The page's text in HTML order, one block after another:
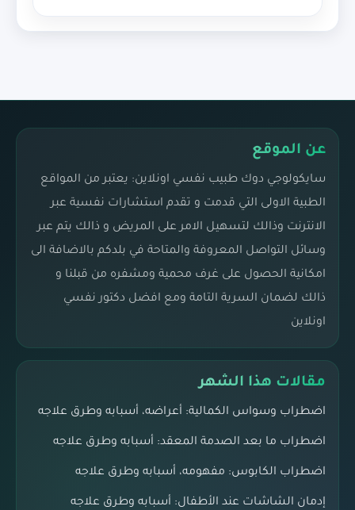
عن الموقع
سايكولوجي دوك طبيب نفسي اونلاين: يعتبر من المواقع
الطبية الاولى التي قدمت و تقدم استشارات نفسية عبر
الانترنت وذالك لتسهيل الامر على المريض و ذالك يتم عبر
وسائل التواصل المعروفة والمتاحة في بلدكم بالاضافة الى
امكانية الحصول على غرف محمية ومشفره من قبلنا و
ذالك لضمان السرية التامة ومع افضل دكتور نفسي
اونلاين
مقالات هذا الشهر
اضطراب وسواس الكمالية: أعراضه، أسبابه وطرق علاجه
اضطراب ما بعد الصدمة المعقد: أسبابه وطرق علاجه
اضطراب الكابوس: مفهومه، أسبابه وطرق علاجه
إدمان الشاشات عند الأطفال: أسبابه وطرق علاجه